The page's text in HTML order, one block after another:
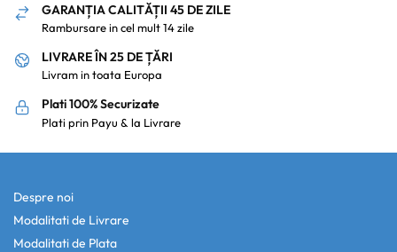
GARANȚIA CALITĂȚII 45 DE ZILE
Rambursare in cel mult 14 zile
LIVRARE ÎN 25 DE ȚĂRI
Livram in toata Europa
Plati 100% Securizate
Plati prin Payu & la Livrare
Despre noi
Modalitati de Livrare
Modalitati de Plata